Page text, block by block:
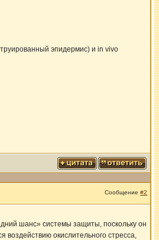
эпидермис) и in vivo
Сообщение#2
шанс» системы защиты, поскольку он
окислительного стресса,